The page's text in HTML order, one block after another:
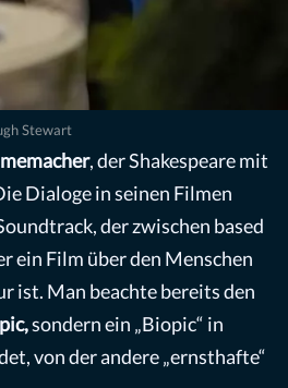
Stewart
, der Shakespeare mit
Dialoge in seinen Filmen
der zwischen based
ein Film über den Menschen
ist. Man beachte bereits den
sondern ein „Biopic“ in
von der andere „ernsthafte“